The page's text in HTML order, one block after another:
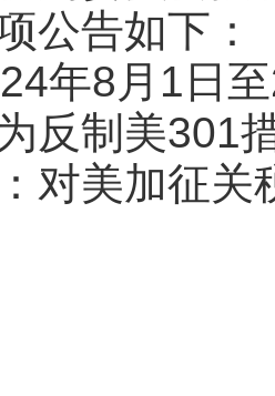
公告如下：
8月1日至
反制美301
美加征关